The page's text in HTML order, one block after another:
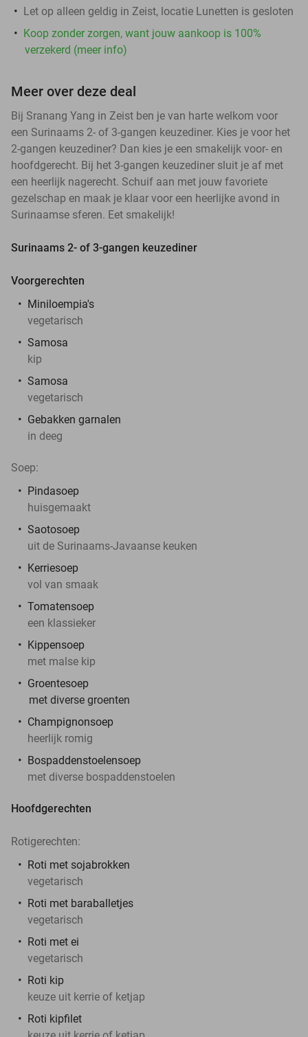
Let op alleen geldig in Zeist, locatie Lunetten is gesloten
Koop zonder zorgen, want jouw aankoop is 100%
verzekerd (meer info)
Meer over deze deal
Bij Sranang Yang in Zeist ben je van harte welkom voor
een Surinaams 2- of 3-gangen keuzediner. Kies je voor het
2-gangen keuzediner? Dan kies je een smakelijk voor- en
hoofdgerecht. Bij het 3-gangen keuzediner sluit je af met
een heerlijk nagerecht. Schuif aan met jouw favoriete
gezelschap en maak je klaar voor een heerlijke avond in
Surinaamse sferen. Eet smakelijk!
Surinaams 2- of 3-gangen keuzediner
Voorgerechten
Miniloempia's
vegetarisch
Samosa
kip
Samosa
vegetarisch
Gebakken garnalen
in deeg
Soep:
Pindasoep
huisgemaakt
Saotosoep
uit de Surinaams-Javaanse keuken
Kerriesoep
vol van smaak
Tomatensoep
een klassieker
Kippensoep
met malse kip
Groentesoep
met diverse groenten
Champignonsoep
heerlijk romig
Bospaddenstoelensoep
met diverse bospaddenstoelen
Hoofdgerechten
Rotigerechten:
Roti met sojabrokken
vegetarisch
Roti met baraballetjes
vegetarisch
Roti met ei
vegetarisch
Roti kip
keuze uit kerrie of ketjap
Roti kipfilet